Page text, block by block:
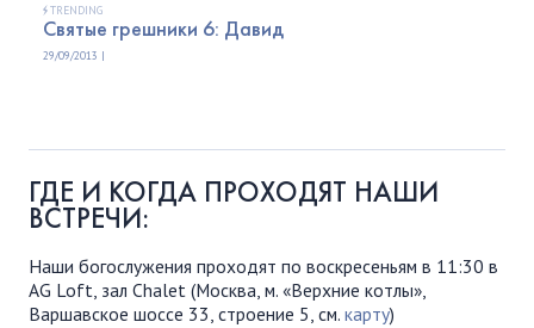
TRENDING
Святые грешники 6: Давид
29/09/2013 |
ГДЕ И КОГДА ПРОХОДЯТ НАШИ
ВСТРЕЧИ:
Наши богослужения проходят по воскресеньям в 11:30 в
AG Loft, зал Chalet (Москва, м. «Верхние котлы»,
Варшавское шоссе 33, строение 5, см. карту)